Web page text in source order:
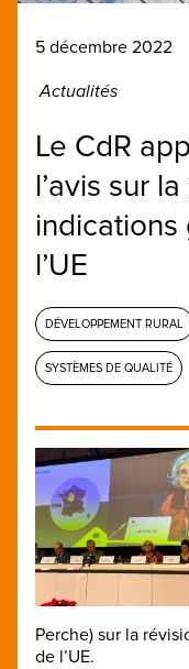
5 décembre 2022
Actualités
Le CdR
l’avis sur
l’UE
DÉVELOPPEMENT RURAL
SYSTÈMES DE QUALITÉ
Perche) sur la
de l’UE.